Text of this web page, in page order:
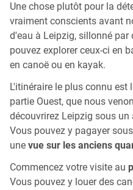
Une chose plutôt pour la
vraiment conscients avant
d'eau à Leipzig, sillonné
pouvez explorer ceux-ci en
en canoë ou en kayak.
L'itinéraire le plus connu est
partie Ouest, que nous
découvrirez Leipzig sous
Vous pouvez y pagayer
une vue sur les anciens
Commencez votre visite au
Vous pouvez y louer des